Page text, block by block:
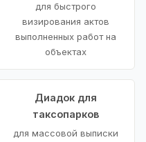
для быстрого
визирования актов
выполненных работ на
объектах
Диадок для
таксопарков
для массовой выписки